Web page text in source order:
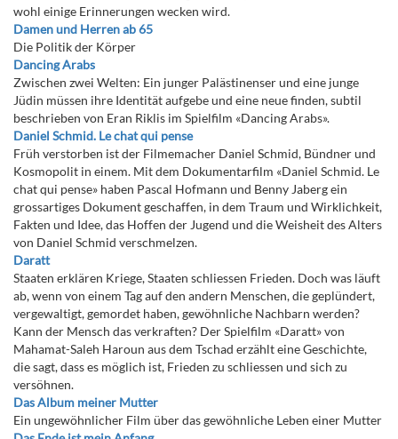
wohl einige Erinnerungen wecken wird.
Damen und Herren ab 65
Die Politik der Körper
Dancing Arabs
Zwischen zwei Welten: Ein junger Palästinenser und eine junge
Jüdin müssen ihre Identität aufgebe und eine neue finden, subtil
beschrieben von Eran Riklis im Spielfilm «Dancing Arabs».
Daniel Schmid. Le chat qui pense
Früh verstorben ist der Filmemacher Daniel Schmid, Bündner und
Kosmopolit in einem. Mit dem Dokumentarfilm «Daniel Schmid. Le
chat qui pense» haben Pascal Hofmann und Benny Jaberg ein
grossartiges Dokument geschaffen, in dem Traum und Wirklichkeit,
Fakten und Idee, das Hoffen der Jugend und die Weisheit des Alters
von Daniel Schmid verschmelzen.
Daratt
Staaten erklären Kriege, Staaten schliessen Frieden. Doch was läuft
ab, wenn von einem Tag auf den andern Menschen, die geplündert,
vergewaltigt, gemordet haben, gewöhnliche Nachbarn werden?
Kann der Mensch das verkraften? Der Spielfilm «Daratt» von
Mahamat-Saleh Haroun aus dem Tschad erzählt eine Geschichte,
die sagt, dass es möglich ist, Frieden zu schliessen und sich zu
versöhnen.
Das Album meiner Mutter
Ein ungewöhnlicher Film über das gewöhnliche Leben einer Mutter